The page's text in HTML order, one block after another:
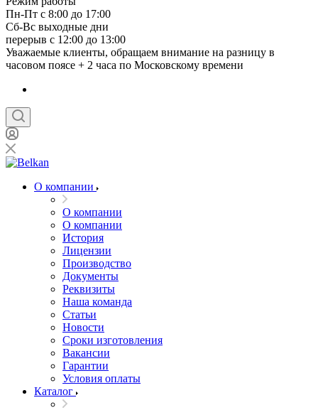
Пн-Пт с 8:00 до 17:00
Сб-Вс выходные дни
перерыв с 12:00 до 13:00
Уважаемые клиенты, обращаем внимание на разницу в
часовом поясе + 2 часа по Московскому времени
О компании
О компании
О компании
История
Лицензии
Производство
Документы
Реквизиты
Наша команда
Статьи
Новости
Сроки изготовления
Вакансии
Гарантии
Условия оплаты
Каталог